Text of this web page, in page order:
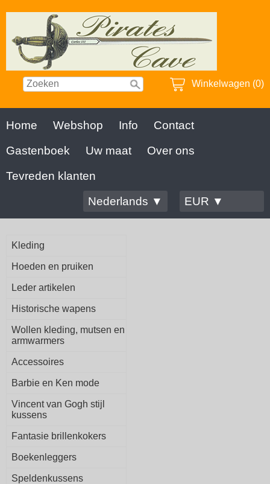
Winkelwagen (0)
Home Webshop Info
Contact
Gastenboek
Uw maat
Over ons
Tevreden klanten
Nederlands ▼
EUR ▼
Kleding
Hoeden en pruiken
Leder artikelen
Historische wapens
Wollen kleding, mutsen en
armwarmers
Accessoires
Barbie en Ken mode
Vincent van Gogh stijl
kussens
Fantasie brillenkokers
Boekenleggers
Speldenkussens